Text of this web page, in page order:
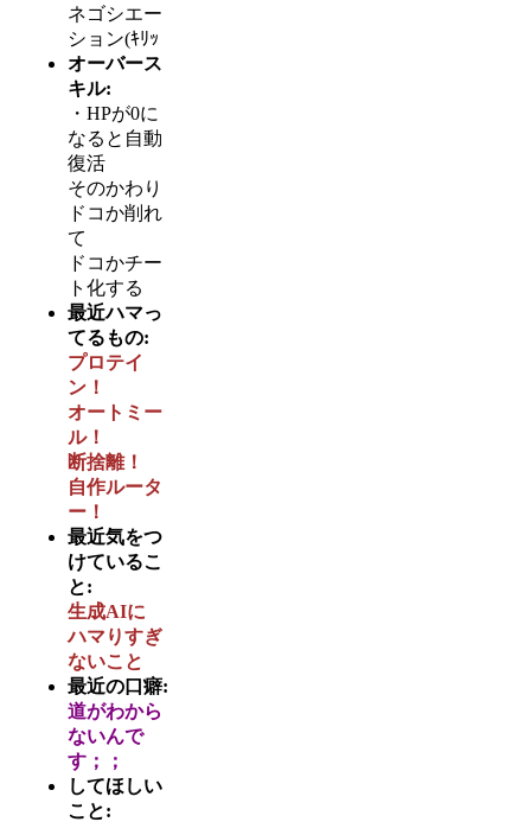
ネゴシエー
ション(ｷﾘｯ
オーバース
キル:
・HPが0に
なると自動
復活
そのかわり
ドコか削れ
て
ドコかチー
ト化する
最近ハマっ
てるもの:
プロテイ
ン！
オートミー
ル！
断捨離！
自作ルータ
ー！
最近気をつ
けているこ
と:
生成AIに
ハマりすぎ
ないこと
最近の口癖:
道がわから
ないんで
す；；
してほしい
こと: